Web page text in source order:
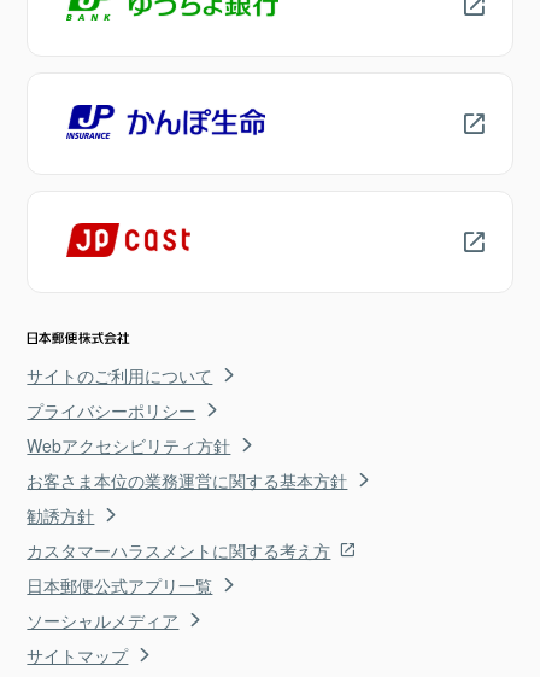
サイトのご利用について
プライバシーポリシー
Webアクセシビリティ方針
お客さま本位の業務運営に関する基本方針
勧誘方針
カスタマーハラスメントに関する考え方
日本郵便公式アプリ一覧
ソーシャルメディア
サイトマップ